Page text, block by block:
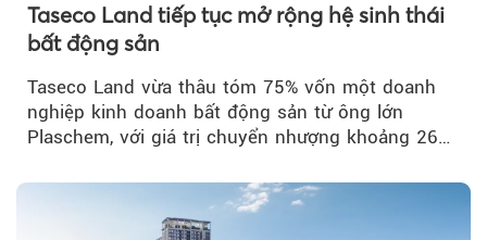
Taseco Land tiếp tục mở rộng hệ sinh thái
bất động sản
Taseco Land vừa thâu tóm 75% vốn một doanh
nghiệp kinh doanh bất động sản từ ông lớn
Plaschem, với giá trị chuyển nhượng khoảng 262